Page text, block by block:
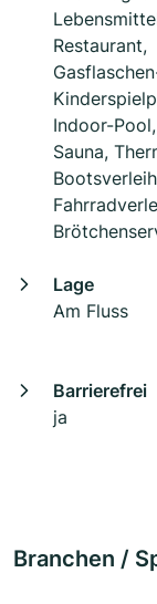
Restaurant,
Indoor-
Sauna,
Lage
Am Fluss
Barrierefrei
ja
Branchen /